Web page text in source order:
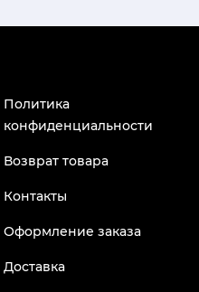
Политика
конфиденциальности
Возврат товара
Контакты
Оформление заказа
Доставка